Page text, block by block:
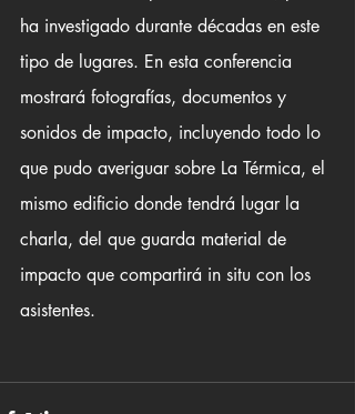
ha investigado durante décadas en este
tipo de lugares. En esta conferencia
mostrará fotografías, documentos y
sonidos de impacto, incluyendo todo lo
que pudo averiguar sobre La Térmica, el
mismo edificio donde tendrá lugar la
charla, del que guarda material de
impacto que compartirá in situ con los
asistentes.